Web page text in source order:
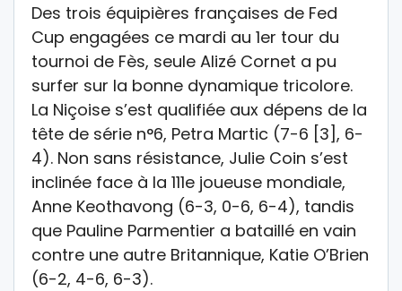
Des trois équipières françaises de Fed
Cup engagées ce mardi au 1er tour du
tournoi de Fès, seule Alizé Cornet a pu
surfer sur la bonne dynamique tricolore.
La Niçoise s’est qualifiée aux dépens de la
tête de série n°6, Petra Martic (7-6 [3], 6-
4). Non sans résistance, Julie Coin s’est
inclinée face à la 111e joueuse mondiale,
Anne Keothavong (6-3, 0-6, 6-4), tandis
que Pauline Parmentier a bataillé en vain
contre une autre Britannique, Katie O’Brien
(6-2, 4-6, 6-3).